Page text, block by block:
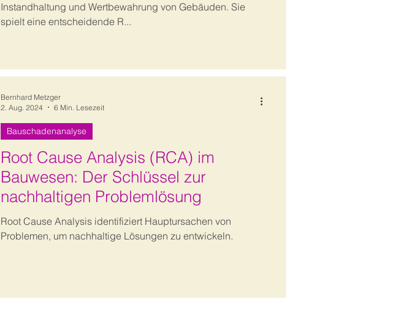
Instandhaltung und Wertbewahrung von Gebäuden. Sie
spielt eine entscheidende R...
Root Cause Analysis (RCA) im
Bauwesen: Der Schlüssel zur
nachhaltigen Problemlösung
Root Cause Analysis identifiziert Hauptursachen von
Problemen, um nachhaltige Lösungen zu entwickeln.
Bauschadenanalyse
Bernhard Metzger
2. Aug. 2024
6 Min. Lesezeit